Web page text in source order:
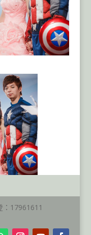
：17961611